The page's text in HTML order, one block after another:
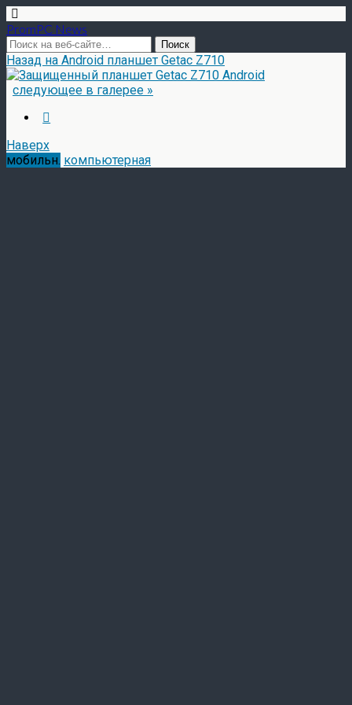
PromPC News
Назад на Android планшет Getac Z710
следующее в галерее »
Наверх
мобильн. компьютерная